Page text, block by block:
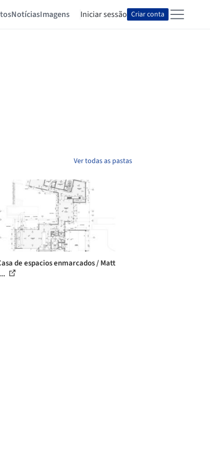
NotíciasImagens Iniciar sessão Criar conta
Ver todas as pastas
de espacios enmarcados / Matt